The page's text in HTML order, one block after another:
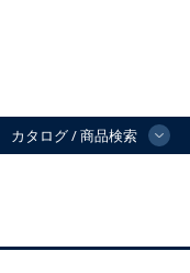
カタログ / 商品検索